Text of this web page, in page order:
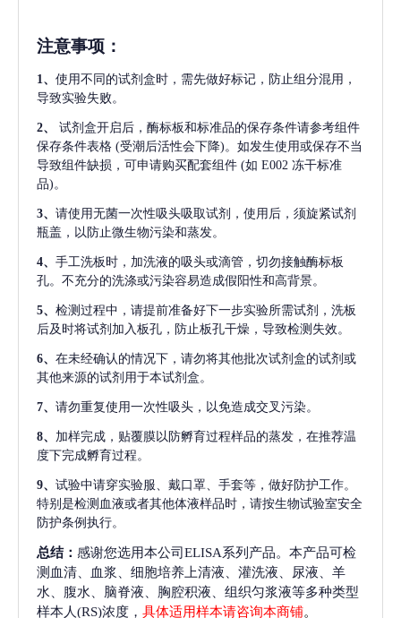
注意事项 ：
1、 使用不同的试剂盒时，需先做好标记，防止组分混用，
导致实验失败。
2、
试剂盒开启后，酶标板和标准品的保存条件请参考组件
保存条件表格 (受潮后活性会下降)。如发生使用或保存不当
导致组件缺损，可申请购买配套组件 (如 E002 冻干标准
品)。
3、 请使用无菌一次性吸头吸取试剂，使用后，须旋紧试剂
瓶盖，以防止微生物污染和蒸发。
4、 手工洗板时，加洗液的吸头或滴管，切勿接触酶标板
孔。不充分的洗涤或污染容易造成假阳性和高背景。
5、 检测过程中，请提前准备好下一步实验所需试剂，洗板
后及时将试剂加入板孔，防止板孔干燥，导致检测失效。
6、 在未经确认的情况下，请勿将其他批次试剂盒的试剂或
其他来源的试剂用于本试剂盒。
7、 请勿重复使用一次性吸头，以免造成交叉污染。
8、 加样完成，贴覆膜以防孵育过程样品的蒸发，在推荐温
度下完成孵育过程。
9、 试验中请穿实验服、戴口罩、手套等，做好防护工作。
特别是检测血液或者其他体液样品时，请按生物试验室安全
防护条例执行。
总结： 感谢您选用本公司ELISA系列产品。本产品可检
测血清、血浆、细胞培养上清液、灌洗液、尿液、羊
水、腹水、脑脊液、胸腔积液、组织匀浆液等多种类型
样本人(RS)浓度， 具体适用样本请咨询本商铺。